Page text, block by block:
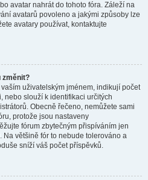
avatar nahrát do tohoto fóra. Záleží na
avatarů povoleno a jakými způsoby lze
avatary používat, kontaktujte
změnit?
uživatelským jménem, indikují počet
nebo slouží k identifikaci určitých
Obecně řečeno, nemůžete sami
protože jsou nastaveny
fórum zbytečným přispíváním jen
většině fór to nebude tolerováno a
sníží váš počet příspěvků.